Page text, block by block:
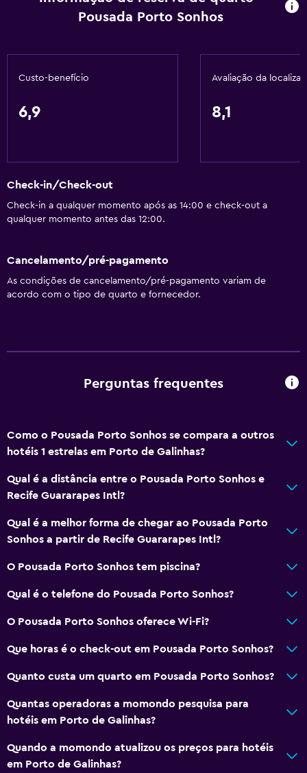
Pousada Porto Sonhos
Custo-benefício
6,9
Avaliação da
8,1
Check-in/Check-out
Check-in a qualquer momento após as 14:00 e check-out a
qualquer momento antes das 12:00.
Cancelamento/pré-pagamento
As condições de cancelamento/pré-pagamento variam de
acordo com o tipo de quarto e fornecedor.
Perguntas frequentes
Como o Pousada Porto Sonhos se compara a outros
hotéis 1 estrelas em Porto de Galinhas?
Qual é a distância entre o Pousada Porto Sonhos e
Recife Guararapes Intl?
Qual é a melhor forma de chegar ao Pousada Porto
Sonhos a partir de Recife Guararapes Intl?
O Pousada Porto Sonhos tem piscina?
Qual é o telefone do Pousada Porto Sonhos?
O Pousada Porto Sonhos oferece Wi-Fi?
Que horas é o check-out em Pousada Porto Sonhos?
Quanto custa um quarto em Pousada Porto Sonhos?
Quantas operadoras a momondo pesquisa para
hotéis em Porto de Galinhas?
Quando a momondo atualizou os preços para hotéis
em Porto de Galinhas?